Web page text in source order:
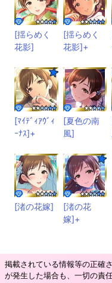
[揺らめく
花影]
[揺らめく
花影]+
[ﾏｲﾃﾞｨｱｳﾞｨ
ｰﾅｽ]+
[夏色の南
風]
[渚の花嫁]
[渚の花
嫁]+
掲載されている情報等の正確
が発生した場合も、一切の責